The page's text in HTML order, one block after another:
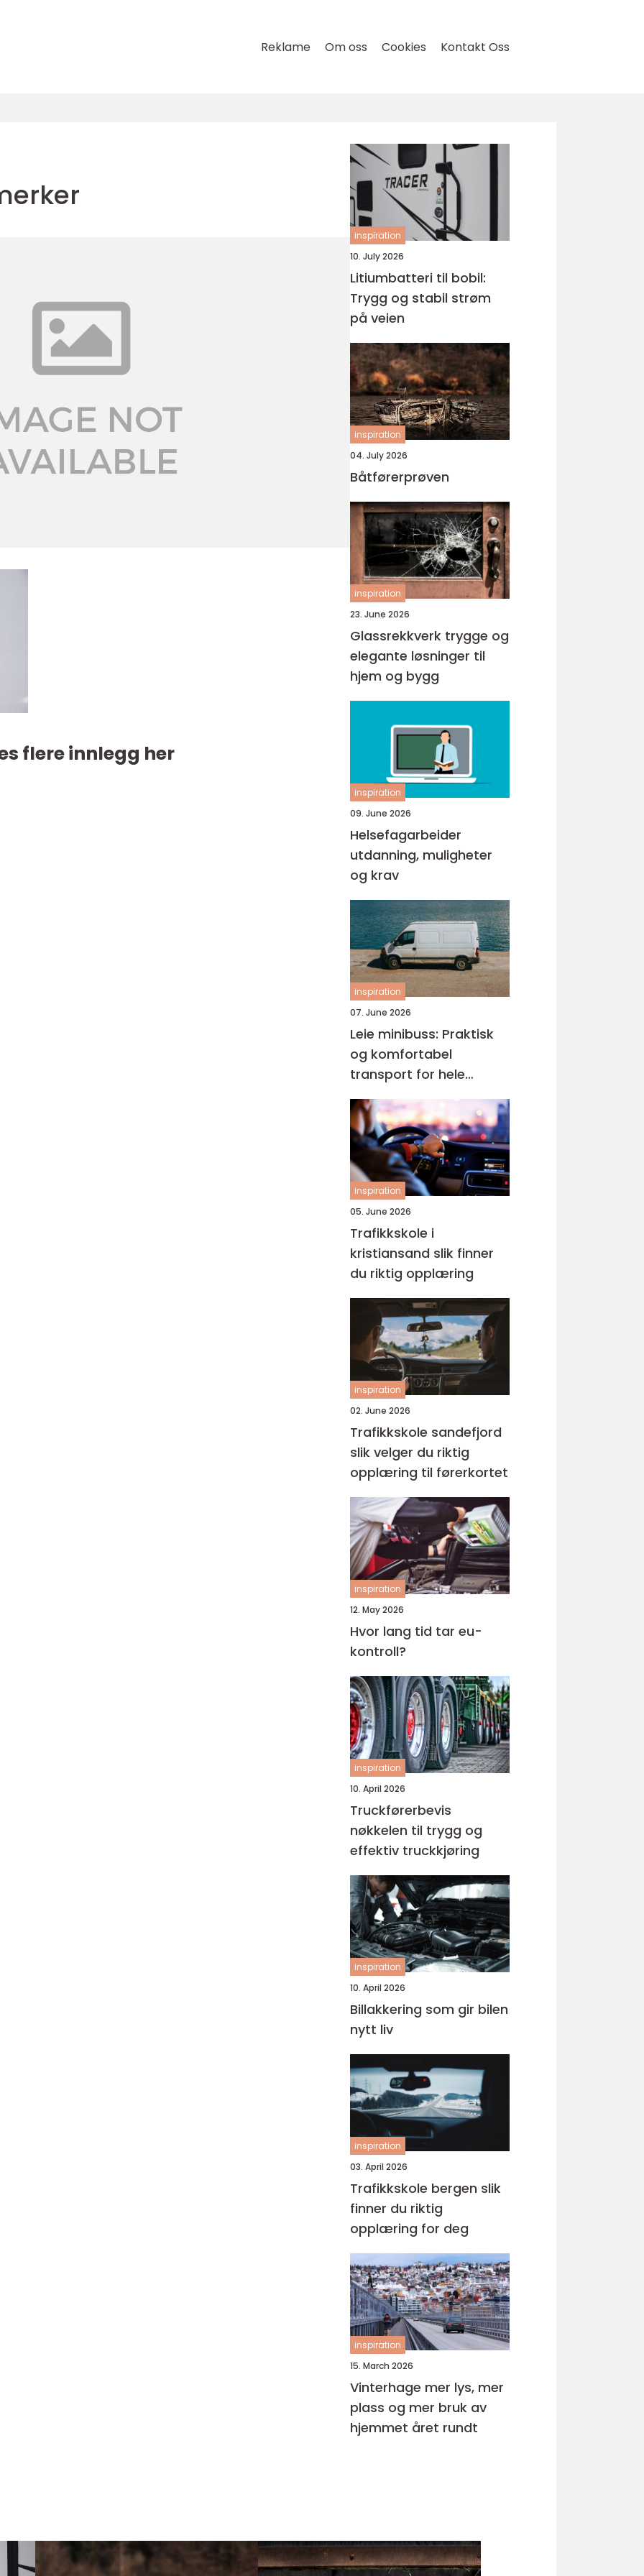
Reklame Om oss Cookies Kontakt Oss
flere innlegg her
inspiration
10. July 2026
Litiumbatteri til bobil:
Trygg og stabil strøm
på veien
inspiration
04. July 2026
Båtførerprøven
inspiration
23. June 2026
Glassrekkverk trygge og
elegante løsninger til
hjem og bygg
inspiration
09. June 2026
Helsefagarbeider
utdanning, muligheter
og krav
inspiration
07. June 2026
Leie minibuss: Praktisk
og komfortabel
transport for hele
gruppen
inspiration
05. June 2026
Trafikkskole i
kristiansand slik finner
du riktig opplæring
inspiration
02. June 2026
Trafikkskole sandefjord
slik velger du riktig
opplæring til førerkortet
inspiration
12. May 2026
Hvor lang tid tar eu-
kontroll?
inspiration
10. April 2026
Truckførerbevis
nøkkelen til trygg og
effektiv truckkjøring
inspiration
10. April 2026
Billakkering som gir bilen
nytt liv
inspiration
03. April 2026
Trafikkskole bergen slik
finner du riktig
opplæring for deg
inspiration
15. March 2026
Vinterhage mer lys, mer
plass og mer bruk av
hjemmet året rundt